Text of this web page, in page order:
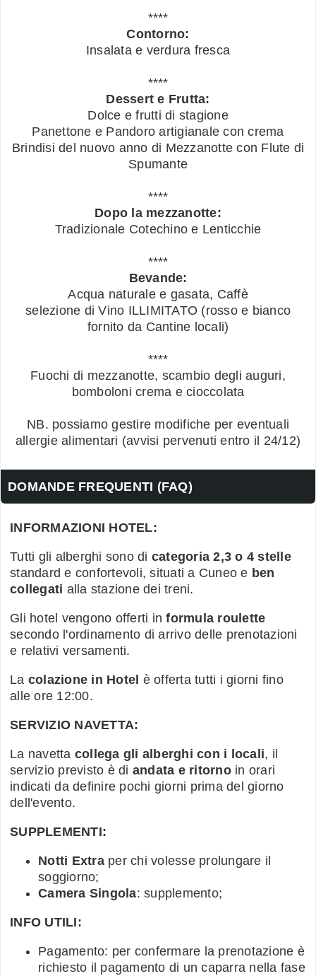
****
Contorno:
Insalata e verdura fresca
****
Dessert e Frutta:
Dolce e frutti di stagione
Panettone e Pandoro artigianale con crema
Brindisi del nuovo anno di Mezzanotte con Flute di
Spumante
****
Dopo la mezzanotte:
Tradizionale Cotechino e Lenticchie
****
Bevande:
Acqua naturale e gasata, Caffè
selezione di Vino ILLIMITATO (rosso e bianco
fornito da Cantine locali)
****
Fuochi di mezzanotte, scambio degli auguri,
bomboloni crema e cioccolata
NB. possiamo gestire modifiche per eventuali
allergie alimentari (avvisi pervenuti entro il 24/12)
DOMANDE FREQUENTI (FAQ)
INFORMAZIONI HOTEL:
Tutti gli alberghi sono di categoria 2,3 o 4 stelle
standard e confortevoli, situati a Cuneo e ben
collegati alla stazione dei treni.
Gli hotel vengono offerti informula roulette
secondo l'ordinamento di arrivo delle prenotazioni
e relativi versamenti.
La colazione in Hotel è offerta tutti i giorni fino
alle ore 12:00.
SERVIZIO NAVETTA:
La navetta collega gli alberghi con i locali, il
servizio previsto è di andata e ritornoin orari
indicati da definire pochi giorni prima del giorno
dell'evento.
SUPPLEMENTI:
Notti Extraper chi volesse prolungare il
soggiorno;
Camera Singola: supplemento;
INFO UTILI:
Pagamento: per confermare la prenotazione è
richiesto il pagamento di un caparra nella fase